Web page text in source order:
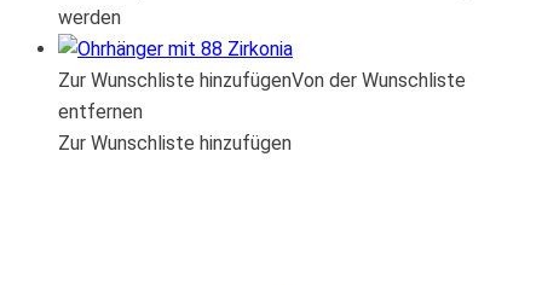
werden
Zur Wunschliste hinzufügenVon der Wunschliste
entfernen
Zur Wunschliste hinzufügen